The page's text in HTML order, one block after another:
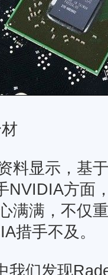
显示，基于
NVIDIA方面
满满，不仅
措手不及。
们发现